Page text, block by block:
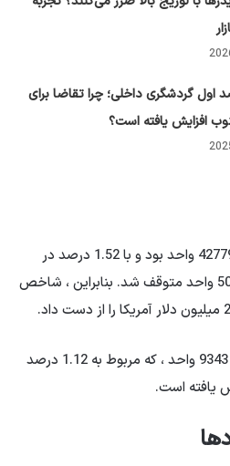
اول گردشگری داخلی؛ چرا تقاضا برای
افزایش یافته است؟
شاخص کلی بازار سهام امروز 42779 واحد بود و با 1.52 درصد در
ارتفاع دو میلیون 768 هزار و 503 واحد متوقف شد. بنابراین ، شاخص
همین شاخص امروز با کاهش 9343 واحد ، که مربوط به 1.12 درصد